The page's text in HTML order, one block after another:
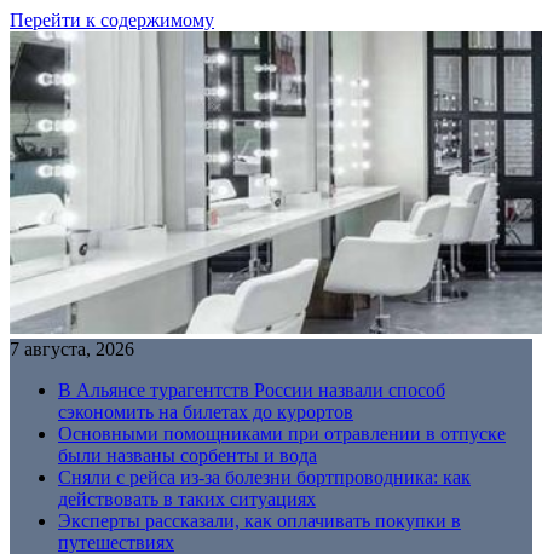
Перейти к содержимому
7 августа, 2026
В Альянсе турагентств России назвали способ
сэкономить на билетах до курортов
Основными помощниками при отравлении в отпуске
были названы сорбенты и вода
Сняли с рейса из-за болезни бортпроводника: как
действовать в таких ситуациях
Эксперты рассказали, как оплачивать покупки в
путешествиях